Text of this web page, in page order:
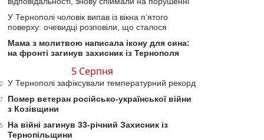
У Тернополі чоловік випав із вікна п’ятого
поверху: очевидці розповіли, що сталося
Мама з молитвою написала ікону для сина:
на фронті загинув захисник із Тернополя
5 Серпня
У Тернополі зафіксували температурний рекорд
Помер ветеран російсько-української війни
з Козівщини
На війні загинув 33-річний Захисник із
Тернопільщини